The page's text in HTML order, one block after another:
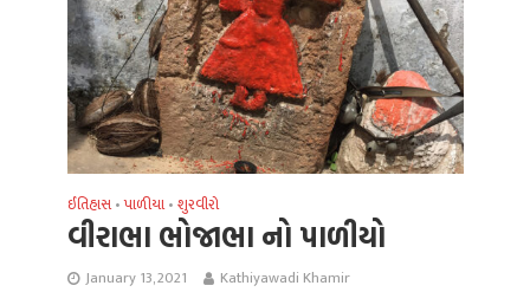
ઈતિહાસ •પાળીયા • શુરવીરો
વીરાભા ભોજાભા નો પાળીયો
January 13, 2021 Kathiyawadi Khamir